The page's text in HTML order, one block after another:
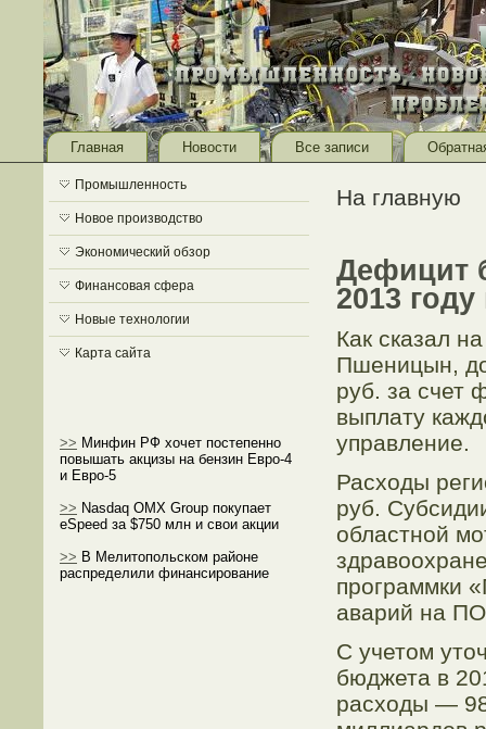
Главная Новости Все записи
Промышленность
Новое производство
Экономический обзор
Финансовая сфера
Новые технологии
Карта сайта
>> Минфин РФ хочет постепенно
повышать акцизы на бензин Евро-4
и Евро-5
>> Nasdaq OMX Group покупает
eSpeed за $750 млн и свои акции
>> В Мелитопольском районе
распределили финансирование
На главную
Дефицит
2013
Как сказал
Пшеницын,
руб. за счет
выплату
управление.
Расходы
руб.
областной
программки
аварий на
С учетом
бюджета в
расходы —